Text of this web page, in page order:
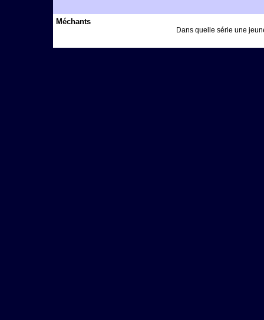
Méchants
Dans quelle série une